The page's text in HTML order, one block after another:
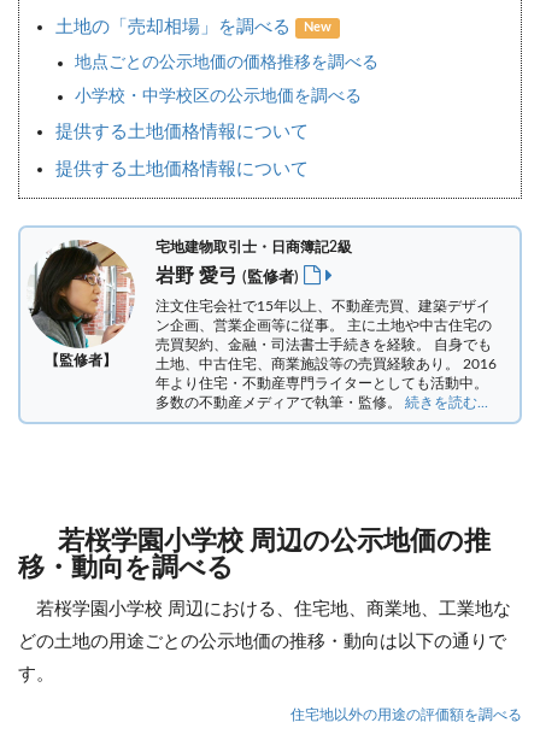
土地の「売却相場」を調べる New
地点ごとの公示地価の価格推移を調べる
小学校・中学校区の公示地価を調べる
提供する土地価格情報について
提供する土地価格情報について
【監修者】
宅地建物取引士・日商簿記2級
岩野 愛弓 (監修者)
注文住宅会社で15年以上、不動産売買、建築デザイ
ン企画、営業企画等に従事。 主に土地や中古住宅の
売買契約、金融・司法書士手続きを経験。 自身でも
土地、中古住宅、商業施設等の売買経験あり。 2016
年より住宅・不動産専門ライターとしても活動中。
多数の不動産メディアで執筆・監修。 続きを読む...
若桜学園小学校 周辺の公示地価の推
移・動向を調べる
若桜学園小学校 周辺における、住宅地、商業地、工業地な
どの土地の用途ごとの公示地価の推移・動向は以下の通りで
す。
住宅地以外の用途の評価額を調べる